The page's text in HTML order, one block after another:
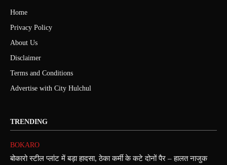
Home
Privacy Policy
About Us
Disclaimer
Terms and Conditions
Advertise with City Hulchul
TRENDING
BOKARO
बोकारो स्टील प्लांट में बड़ा हादसा, ठेका कर्मी के कटे दोनों पैर – हालत नाजुक